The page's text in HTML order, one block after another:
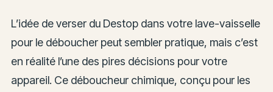
L’idée de verser du Destop dans votre lave-vaisselle
pour le déboucher peut sembler pratique, mais c’est
en réalité l’une des pires décisions pour votre
appareil. Ce déboucheur chimique, conçu pour les